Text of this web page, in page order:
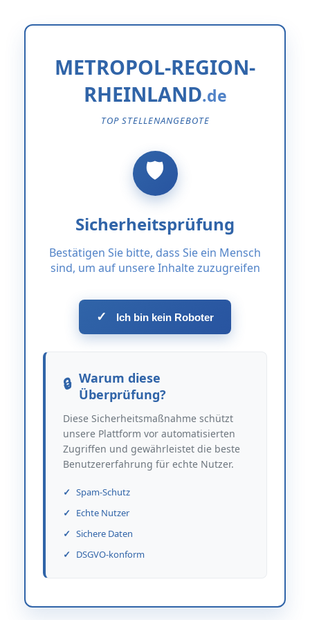
METROPOL-REGION-
RHEINLAND
TOP STELLENANGEBOTE
Sicherheitsprüfung
Bestätigen Sie bitte, dass Sie ein Mensch
sind, um auf unsere Inhalte zuzugreifen
✓ Ich bin kein Roboter
Warum diese
Überprüfung?
Diese Sicherheitsmaßnahme schützt
unsere Plattform vor automatisierten
Zugriffen und gewährleistet die beste
Benutzererfahrung für echte Nutzer.
Spam-Schutz
Echte Nutzer
Sichere Daten
DSGVO-konform